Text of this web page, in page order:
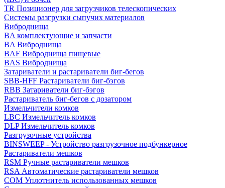
TR Позиционер для загрузчиков телескопических
Системы разгрузки сыпучих материалов
Виброднища
BA комплектующие и запчасти
BA Виброднища
BAF Виброднища пищевые
BAS Виброднища
Затариватели и растариватели биг-бегов
SBB-HFF Растариватели биг-бэгов
RBB Затариватели биг-бэгов
Растариватель биг-бегов с дозатором
Измельчители комков
LBC Измельчитель комков
DLP Измельчитель комков
Разгрузочные устройства
BINSWEEP - Устройство разгрузочное подбункерное
Растариватели мешков
RSM Ручные растариватели мешков
RSA Автоматические растариватели мешков
COM Уплотнитель использованных мешков